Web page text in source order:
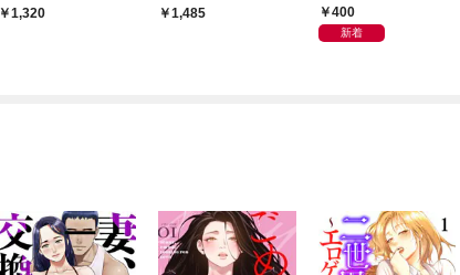
会」が生まれた謎
￥1,320
から
￥1,485
400
新着